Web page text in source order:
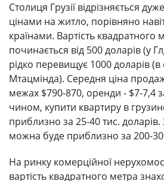
Столиця Грузії відрізняється
цінами на житло, порівняно
країнами. Вартість квадратного
починається від 500 доларів (у
рідко перевищує 1000 доларів (в
Мтацмінда). Середня ціна
межах $790-870, оренди - $7-7,4
чином, купити квартиру в
приблизно за 25-40 тис. доларів.
можна буде приблизно за 200-
На ринку комерційної
вартість квадратного метра